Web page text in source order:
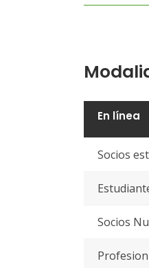
En línea
Socios
Socios